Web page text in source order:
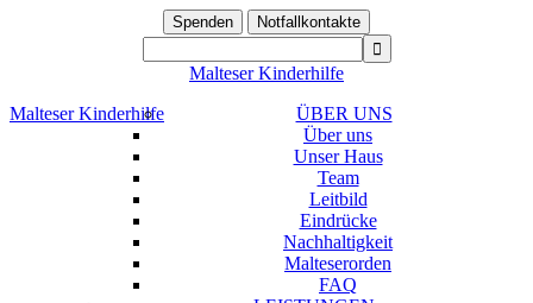
Spenden Notfallkontakte
Malteser Kinderhilfe
Malteser Kinderhilfe
ÜBER UNS
Über uns
Unser Haus
Team
Leitbild
Eindrücke
Nachhaltigkeit
Malteserorden
FAQ